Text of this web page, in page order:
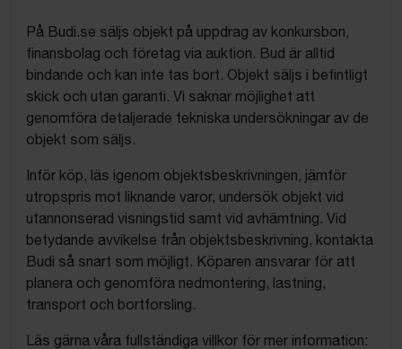
På Budi.se säljs objekt på uppdrag av konkursbon,
finansbolag och företag via auktion. Bud är alltid
bindande och kan inte tas bort. Objekt säljs i befintligt
skick och utan garanti. Vi saknar möjlighet att
genomföra detaljerade tekniska undersökningar av de
objekt som säljs.
Inför köp, läs igenom objektsbeskrivningen, jämför
utropspris mot liknande varor, undersök objekt vid
utannonserad visningstid samt vid avhämtning. Vid
betydande avvikelse från objektsbeskrivning, kontakta
Budi så snart som möjligt. Köparen ansvarar för att
planera och genomföra nedmontering, lastning,
transport och bortforsling.
Läs gärna våra fullständiga villkor för mer information: